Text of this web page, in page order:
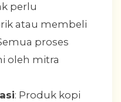
perlu
atau membeli
proses
oleh mitra
: Produk kopi